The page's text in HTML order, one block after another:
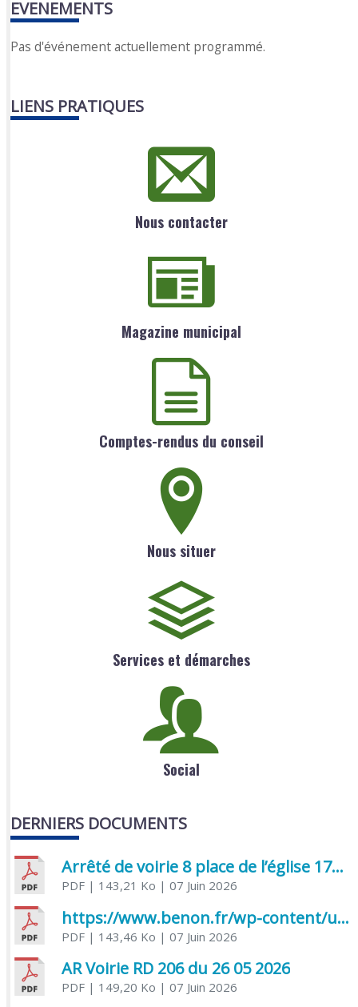
EVENEMENTS
Pas d'événement actuellement programmé.
LIENS PRATIQUES
Nous contacter
Magazine municipal
Comptes-rendus du conseil
Nous situer
Services et démarches
Social
DERNIERS DOCUMENTS
Arrêté de voirie 8 place de l’église 17170 Benon
PDF| 143,21 Ko | 07 Juin 2026
https://www.benon.fr/wp-content/uploads/2026/06/AR-Voirie-Chemin-de-Lafond-du-26-05-2026.pdf
PDF| 143,46 Ko | 07 Juin 2026
AR Voirie RD 206 du 26 05 2026
PDF| 149,20 Ko | 07 Juin 2026